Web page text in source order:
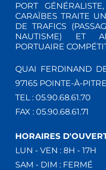
PORT
CARAÏBES TRAITE
DE TRAFICS
NAUTISME) ET
PORTUAIRE
QUAI FERDINAND
97165 POINTE-À-
TEL : 05.90.68.61.70
FAX : 05.90.68.61.71
HORAIRES
LUN - VEN : 8H - 17H
SAM - DIM : FERMÉ